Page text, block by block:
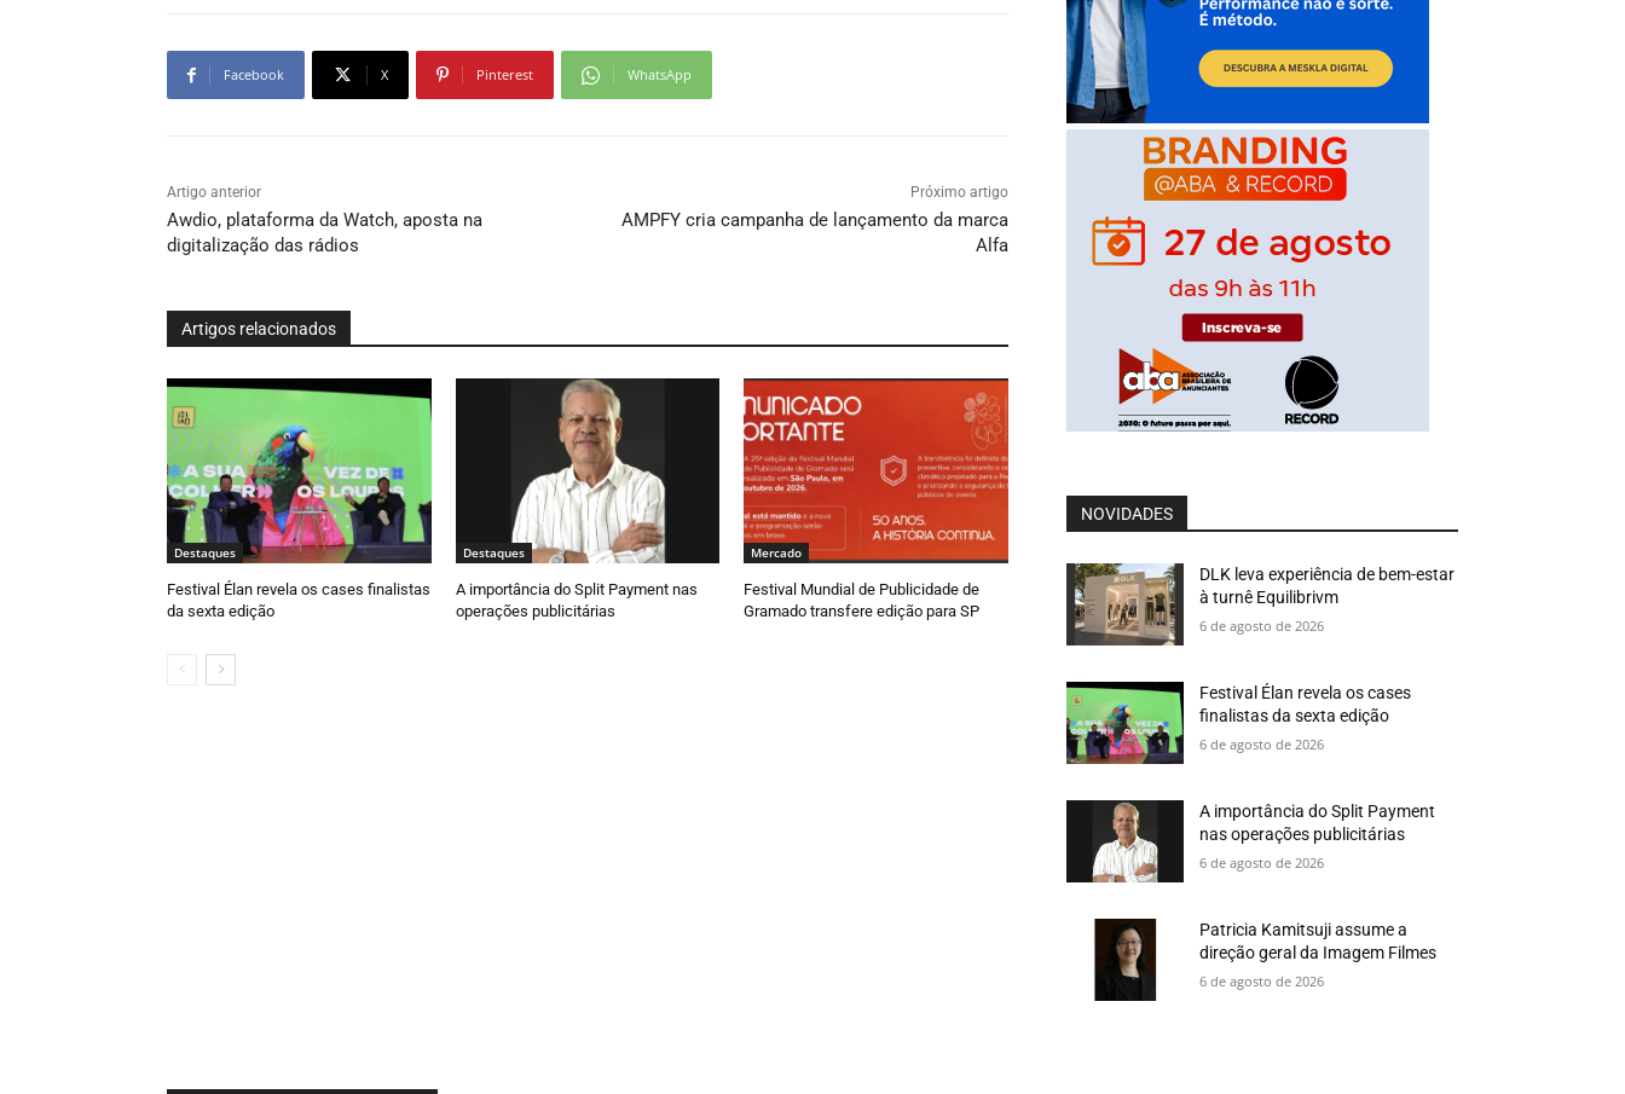
Facebook X Pinterest WhatsApp
Artigo anterior
Awdio, plataforma da Watch, aposta na
digitalização das rádios
Próximo artigo
AMPFY cria campanha de lançamento da marca
Alfa
Artigos relacionados
Destaques
Festival Élan revela os cases finalistas
da sexta edição
Destaques
A importância do Split Payment nas
operações publicitárias
Mercado
Festival Mundial de Publicidade de
Gramado transfere edição para SP
NOVIDADES
DLK leva experiência de bem-estar
à turnê Equilibrivm
6 de agosto de 2026
Festival Élan revela os cases
finalistas da sexta edição
6 de agosto de 2026
A importância do Split Payment
nas operações publicitárias
6 de agosto de 2026
Patricia Kamitsuji assume a
direção geral da Imagem Filmes
6 de agosto de 2026